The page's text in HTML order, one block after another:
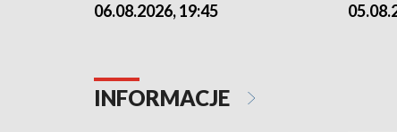
06.08.2026, 19:45
INFORMACJE